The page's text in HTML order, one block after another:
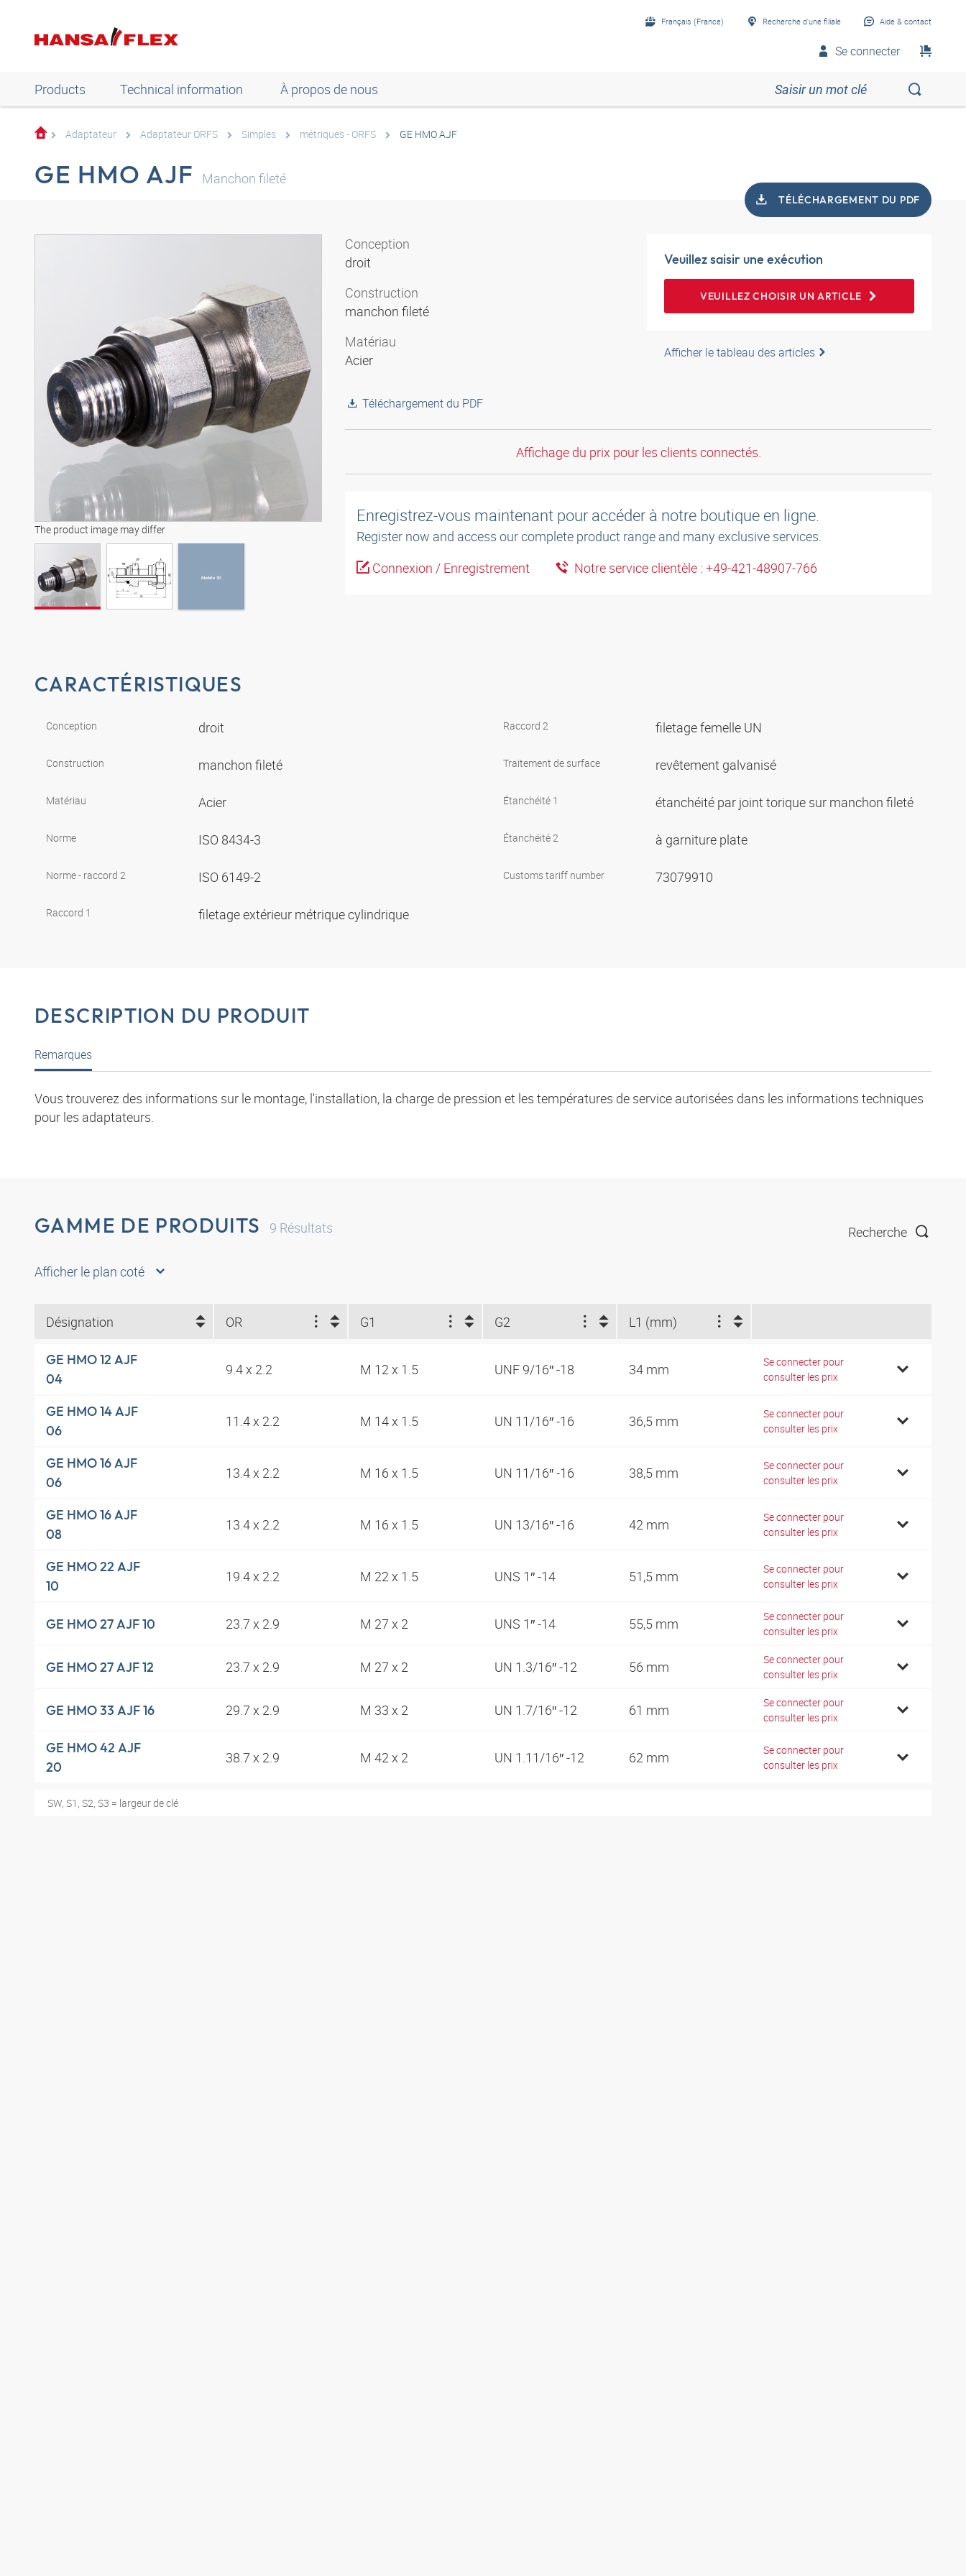
Français (France) Recherche d’une filiale Aide & contact
Se connecter
Products Technical information À propos de nous
Adaptateur Adaptateur ORFS Simples métriques - ORFS GE HMO AJF
GE HMO AJF Manchon fileté
TÉLÉCHARGEMENT DU PDF
The product image may differ
Modèle 3D
Modèle 3D
Conception
droit
Construction
manchon fileté
Matériau
Acier
Téléchargement du PDF
Veuillez saisir une exécution
VEUILLEZ CHOISIR UN ARTICLE
Afficher le tableau des articles
Affichage du prix pour les clients connectés.
Enregistrez-vous maintenant pour accéder à notre boutique en ligne.
Register now and access our complete product range and many exclusive services.
Connexion / Enregistrement
Notre service clientèle : +49-421-48907-766
CARACTÉRISTIQUES
Conception droit
Construction manchon fileté
Matériau Acier
Norme ISO 8434-3
Norme - raccord 2 ISO 6149-2
Raccord 1 filetage extérieur métrique cylindrique
Raccord 2 filetage femelle UN
Traitement de surface revêtement galvanisé
Étanchéité 1 étanchéité par joint torique sur manchon fileté
Étanchéité 2 à garniture plate
Customs tariff number 73079910
DESCRIPTION DU PRODUIT
Remarques
Vous trouverez des informations sur le montage, l'installation, la charge de pression et les températures de service autorisées dans les informations techniques
pour les adaptateurs.
GAMME DE PRODUITS 9 Résultats Recherche
Afficher le plan coté
Désignation OR G1 G2 L1 (mm)
GE HMO 12 AJF
04
9.4 x 2.2 M 12 x 1.5 UNF 9/16″ -18 34 mm
Se connecter pour
consulter les prix
GE HMO 14 AJF
06
11.4 x 2.2 M 14 x 1.5 UN 11/16″ -16 36,5 mm
Se connecter pour
consulter les prix
GE HMO 16 AJF
06
13.4 x 2.2 M 16 x 1.5 UN 11/16″ -16 38,5 mm
Se connecter pour
consulter les prix
GE HMO 16 AJF
08
13.4 x 2.2 M 16 x 1.5 UN 13/16″ -16 42 mm
Se connecter pour
consulter les prix
GE HMO 22 AJF
10
19.4 x 2.2 M 22 x 1.5 UNS 1″ -14 51,5 mm
Se connecter pour
consulter les prix
GE HMO 27 AJF 10 23.7 x 2.9 M 27 x 2 UNS 1″ -14 55,5 mm
Se connecter pour
consulter les prix
GE HMO 27 AJF 12 23.7 x 2.9 M 27 x 2 UN 1.3/16″ -12 56 mm
Se connecter pour
consulter les prix
GE HMO 33 AJF 16 29.7 x 2.9 M 33 x 2 UN 1.7/16″ -12 61 mm
Se connecter pour
consulter les prix
GE HMO 42 AJF
20
38.7 x 2.9 M 42 x 2 UN 1.11/16″ -12 62 mm
Se connecter pour
consulter les prix
SW, S1, S2, S3 = largeur de clé